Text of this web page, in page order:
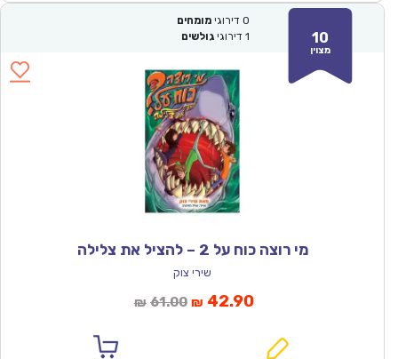
10
מצוין
0 דירוגי מומחים
1 דירוגי גולשים
מי רוצה כוח על 2 – להציל את צלילה
שירי צוק
₪ 61.00המחיר
₪ 42.90המחיר
הוא: